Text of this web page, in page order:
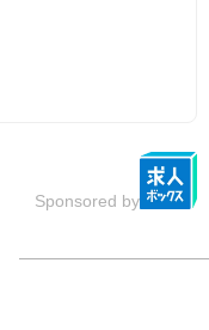
Sponsored by